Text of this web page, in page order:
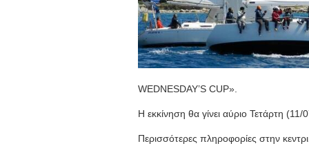
WEDNESDAY’S CUP».
Η εκκίνηση θα γίνει αύριο Τετάρτη
Περισσότερες πληροφορίες στην